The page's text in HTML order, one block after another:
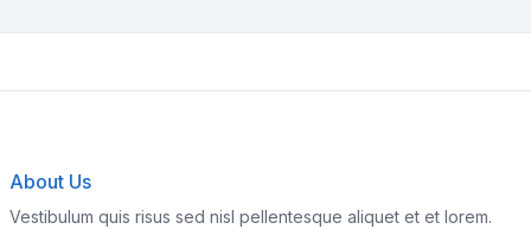
About Us
Vestibulum quis risus sed nisl pellentesque aliquet et et lorem.